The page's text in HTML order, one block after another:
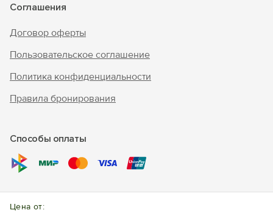
Цена от:
Соглашения
Договор оферты
Пользовательское соглашение
Политика конфиденциальности
Правила бронирования
Способы оплаты
© 2010 - 2026 "В Крым - инфо"